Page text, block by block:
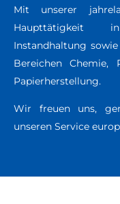
Mit unserer
Haupttätigkeit
Instandhaltung
Bereichen Chemie,
Papierherstellung.
Wir freuen uns,
unseren Service